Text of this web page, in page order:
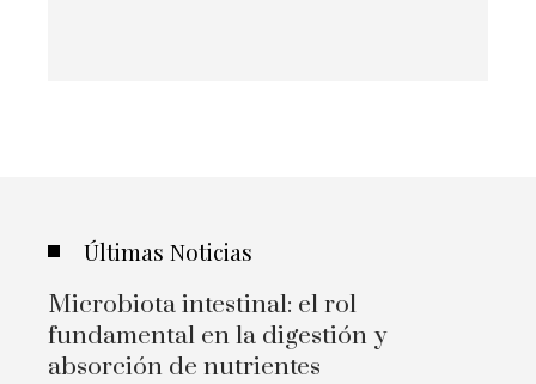
Últimas Noticias
Microbiota intestinal: el rol
fundamental en la digestión y
absorción de nutrientes